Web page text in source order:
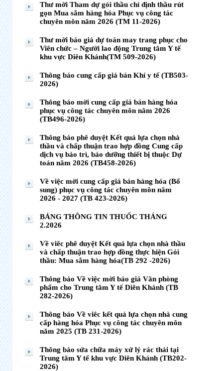
Thư mời Tham dự gói thầu chỉ định thầu rút
gọn Mua sắm hàng hóa Phục vụ công tác
chuyên môn năm 2026 (TM 11-2026)
Thư mời báo giá dự toán may trang phục cho
Viên chức – Người lao động Trung tâm Y tế
khu vực Diên Khánh(TM 509-2026)
Thông báo cung cấp giá bán Khí y tế (TB503-
2026)
Thông báo mời cung cấp giá bán hàng hóa
phục vụ công tác chuyên môn năm 2026
(TB496-2026)
Thông báo phê duyệt Kết quả lựa chọn nhà
thầu và chấp thuận trao hợp đồng Cung cấp
dịch vụ bảo trì, bảo dưỡng thiết bị thuộc Dự
toán năm 2026 (TB458-2026)
Về việc mời cung cấp giá bán hàng hóa (Bổ
sung) phục vụ công tác chuyên môn năm
2026 - 2027 (TB 423-2026)
BẢNG THÔNG TIN THUỐC THÁNG
2.2026
Về viêc phê duyệt Kết quả lựa chọn nhà thầu
và chấp thuận trao hợp đồng thực hiện Gói
thầu: Mua sắm hàng hóa(TB 292 -2026)
Thông báo Về việc mời báo giá Văn phòng
phẩm cho Trung tâm Y tế Diên Khánh (TB
282-2026)
Thông báo Về viêc kết quả lựa chọn nhà cung
cấp hàng hóa Phục vụ công tác chuyên môn
năm 2025 (TB 231-2026)
Thông báo sửa chữa máy xử lý rác thải tại
Trung tâm Y tế khu vực Diên Khánh (TB202-
2026)